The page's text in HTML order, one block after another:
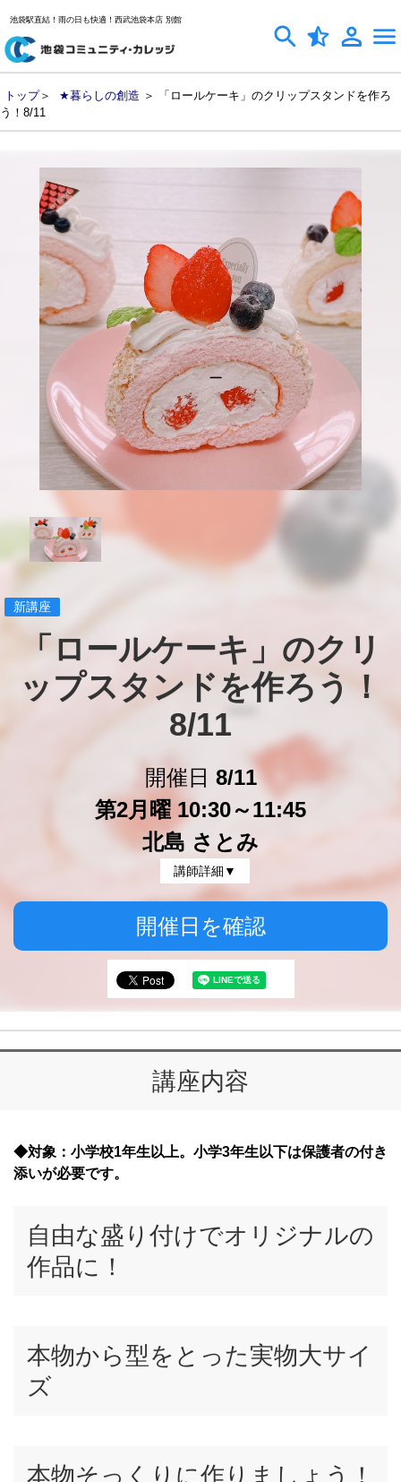
池袋駅直結！雨の日も快適！西武池袋本店 別館
トップ＞ ★暮らしの創造 ＞ 「ロールケーキ」のクリップスタンドを作ろ
う！8/11
新講座
「ロールケーキ」のクリ
ップスタンドを作ろう！
8/11
開催日 8/11
第2月曜 10:30～11:45
北島 さとみ
講師詳細▼
開催日を確認
講座内容
◆対象：小学校1年生以上。小学3年生以下は保護者の付き
添いが必要です。
自由な盛り付けでオリジナルの
作品に！
本物から型をとった実物大サイ
ズ
本物そっくりに作りましょう！